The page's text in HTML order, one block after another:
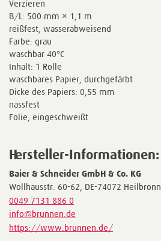
Verzieren
B/L: 500 mm × 1,1 m
reißfest, wasserabweisend
Farbe: grau
waschbar 40°C
Inhalt: 1 Rolle
waschbares Papier, durchgefärbt
Dicke des Papiers: 0,55 mm
nassfest
Folie, eingeschweißt
Hersteller-Informationen:
Baier & Schneider GmbH & Co. KG
Wollhausstr. 60-62, DE-74072 Heilbronn
0049 7131 886 0
info@brunnen.de
https://www.brunnen.de/